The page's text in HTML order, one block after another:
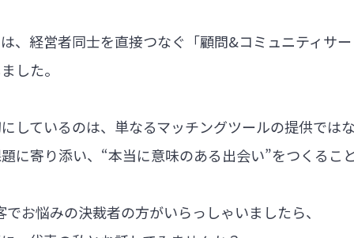
、経営者同士を直接つなぐ「顧問&コミュニティサ
した。
しているのは、単なるマッチングツールの提供では
に寄り添い、“本当に意味のある出会い”をつくるこ
お悩みの決裁者の方がいらっしゃいましたら、